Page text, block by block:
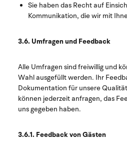
Sie haben das Recht auf
Kommunikation, die wir mit
3.6. Umfragen und Feedback
Alle Umfragen sind freiwillig und
Wahl ausgefüllt werden. Ihr
Dokumentation für unsere
können jederzeit anfragen, das
uns gegeben haben.
3.6.1. Feedback von Gästen